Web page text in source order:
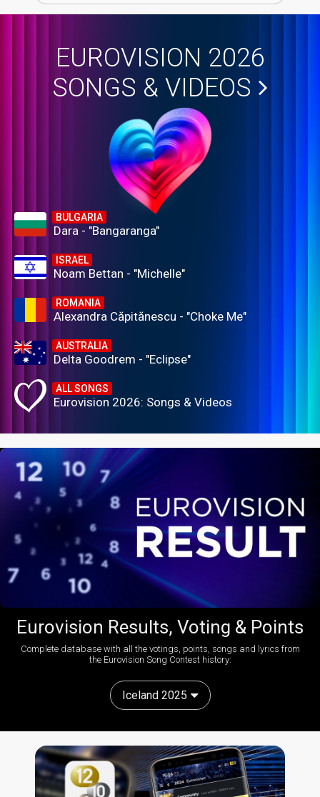
EUROVISION 2026
SONGS & VIDEOS
BULGARIA
Dara - "Bangaranga"
ISRAEL
Noam Bettan - "Michelle"
ROMANIA
Alexandra Căpitănescu - "Choke Me"
AUSTRALIA
Delta Goodrem - "Eclipse"
ALL SONGS
Eurovision 2026: Songs & Videos
Eurovision Results, Voting & Points
Complete database with all the votings, points, songs and lyrics from
the Eurovision Song Contest history:
Iceland 2025